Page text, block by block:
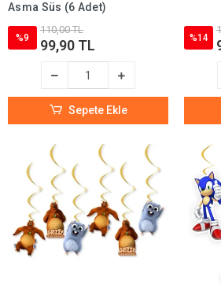
Asma Süs (6 Adet)
%9
110,00 TL
99,90 TL
Sepete Ekle
%14